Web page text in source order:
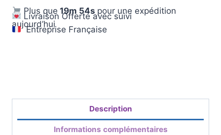
Plus que 19m 53s pour une expédition
aujourd’hui
Livraison Offerte avec suivi
Entreprise Française
Description
Informations complémentaires